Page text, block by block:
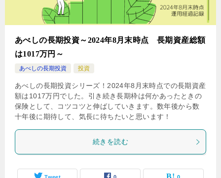
あべしの長期投資～2024年8月末時点 長期資産総額
は1017万円～
あべしの長期投資 投資
あべしの長期投資シリーズ！2024年8月末時点での長期資産
額は1017万円でした。引き続き長期枠は何かあったときの
保険として、コツコツと伸ばしていきます。数年後から数
十年後に期待して、気長に待ちたいと思います！
続きを読む